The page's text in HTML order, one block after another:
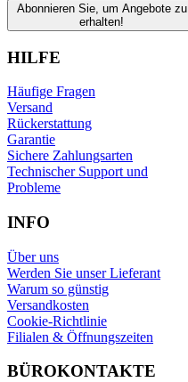
Abonnieren Sie, um Angebote zu
erhalten!
HILFE
Häufige Fragen
Versand
Rückerstattung
Garantie
Sichere Zahlungsarten
Technischer Support und
Probleme
INFO
Über uns
Werden Sie unser Lieferant
Warum so günstig
Versandkosten
Cookie-Richtlinie
Filialen & Öffnungszeiten
BÜROKONTAKTE